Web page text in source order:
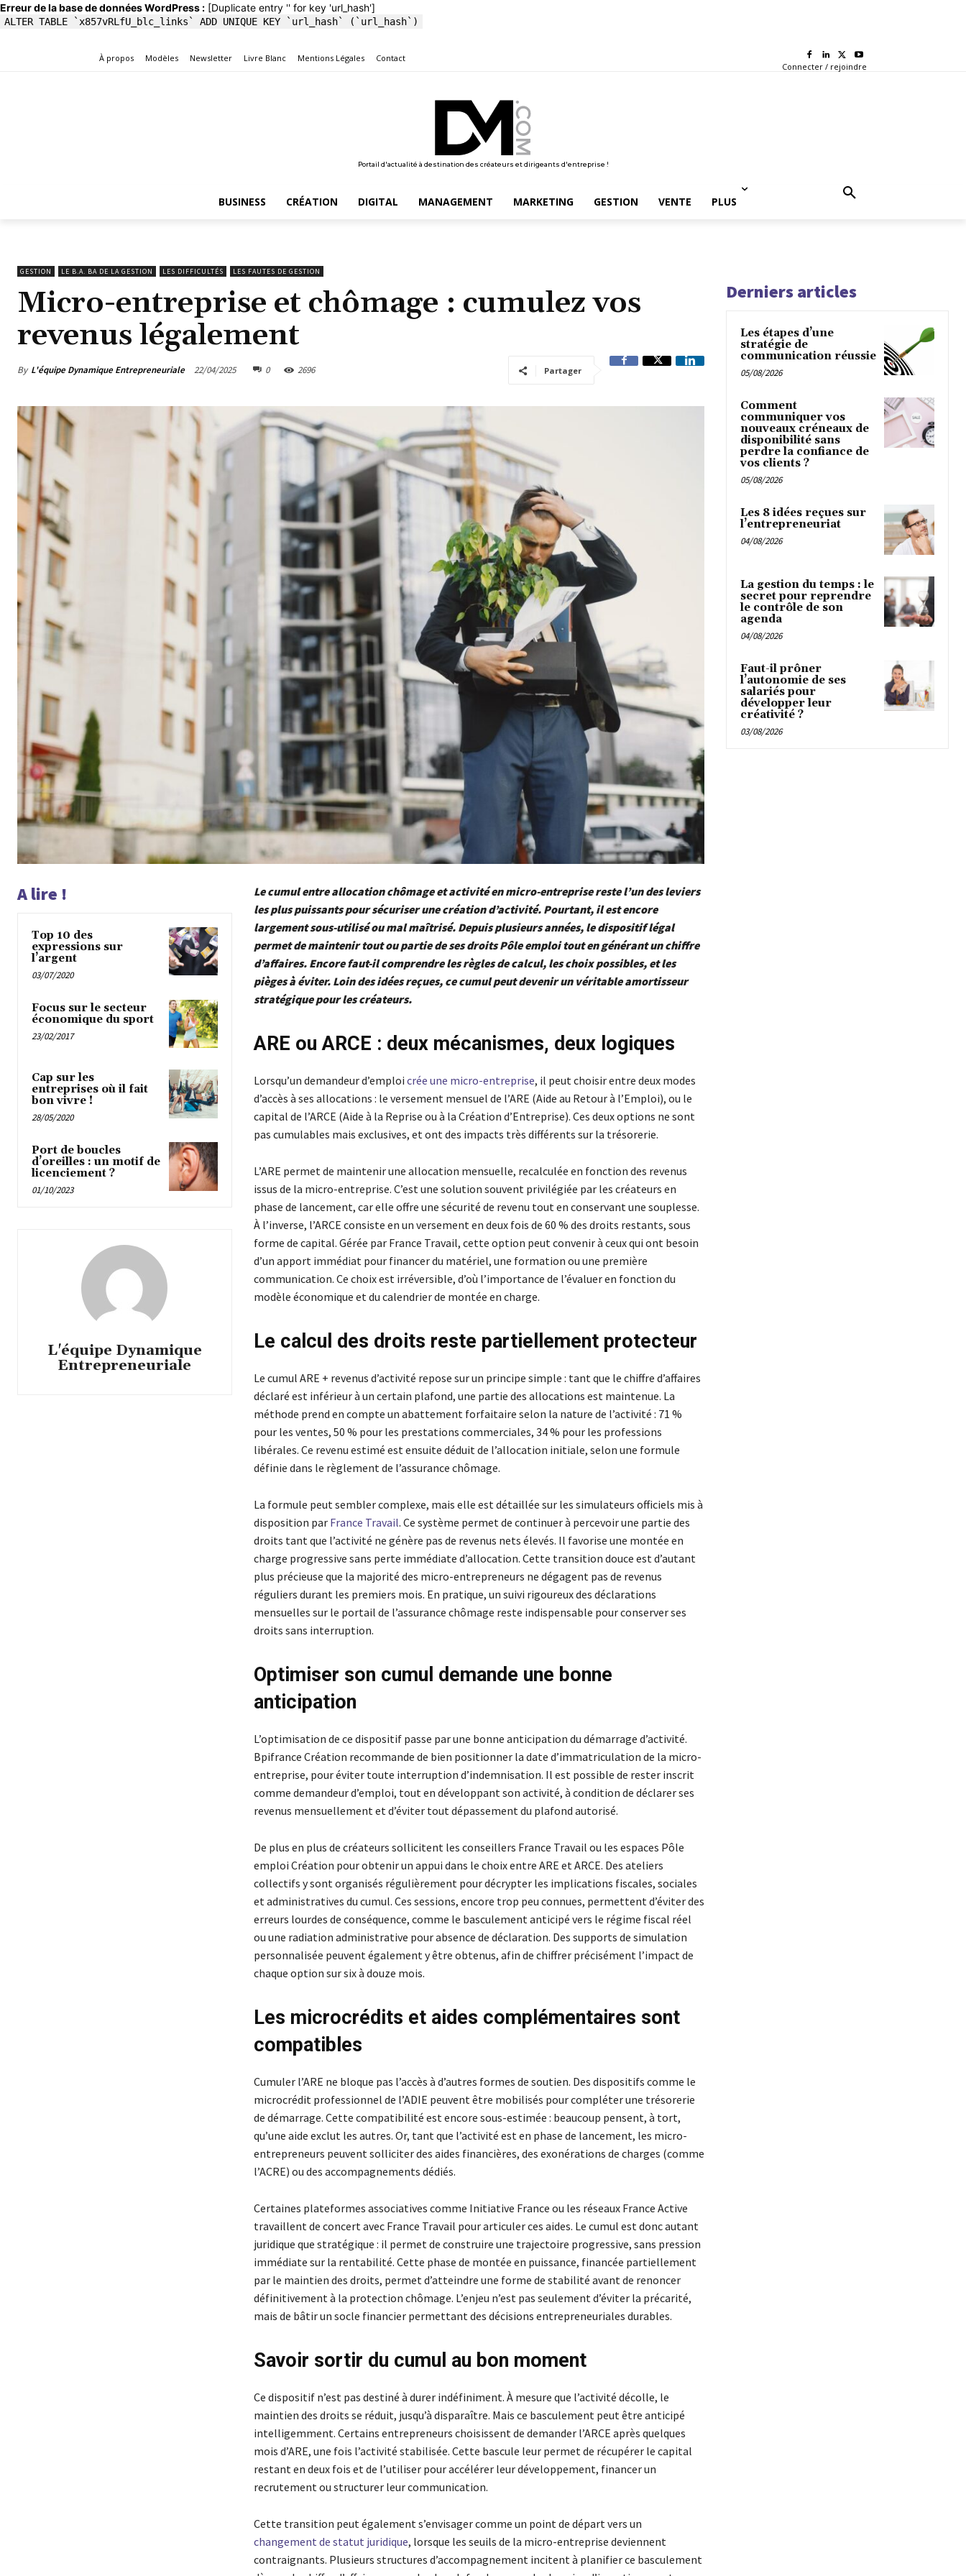
Erreur de la base de données WordPress : [Duplicate entry '' for key 'url_hash']
ALTER TABLE `x857vRLfU_blc_links` ADD UNIQUE KEY `url_hash` (`url_hash`)
À propos Modèles Newsletter Livre Blanc Mentions Légales Contact
Connecter / rejoindre
Portail d'actualité à destination des créateurs et dirigeants d'entreprise !
BUSINESS CRÉATION DIGITAL MANAGEMENT MARKETING GESTION VENTE PLUS
GESTION LE B.A. BA DE LA GESTION LES DIFFICULTÉS LES FAUTES DE GESTION
Micro-entreprise et chômage : cumulez vos
revenus légalement
By L'équipe Dynamique Entrepreneuriale 22/04/2025 0 2696 Partager
A lire !
Top 10 des
expressions sur
l’argent
03/07/2020
Focus sur le secteur
économique du sport
23/02/2017
Cap sur les
entreprises où il fait
bon vivre !
28/05/2020
Port de boucles
d’oreilles : un motif de
licenciement ?
01/10/2023
L'équipe Dynamique
Entrepreneuriale
Le cumul entre allocation chômage et activité en micro-entreprise reste l’un des leviers
les plus puissants pour sécuriser une création d’activité. Pourtant, il est encore
largement sous-utilisé ou mal maîtrisé. Depuis plusieurs années, le dispositif légal
permet de maintenir tout ou partie de ses droits Pôle emploi tout en générant un chiffre
d’affaires. Encore faut-il comprendre les règles de calcul, les choix possibles, et les
pièges à éviter. Loin des idées reçues, ce cumul peut devenir un véritable amortisseur
stratégique pour les créateurs.
ARE ou ARCE : deux mécanismes, deux logiques
Lorsqu’un demandeur d’emploi crée une micro-entreprise, il peut choisir entre deux modes
d’accès à ses allocations : le versement mensuel de l’ARE (Aide au Retour à l’Emploi), ou le
capital de l’ARCE (Aide à la Reprise ou à la Création d’Entreprise). Ces deux options ne sont
pas cumulables mais exclusives, et ont des impacts très différents sur la trésorerie.
L’ARE permet de maintenir une allocation mensuelle, recalculée en fonction des revenus
issus de la micro-entreprise. C’est une solution souvent privilégiée par les créateurs en
phase de lancement, car elle offre une sécurité de revenu tout en conservant une souplesse.
À l’inverse, l’ARCE consiste en un versement en deux fois de 60 % des droits restants, sous
forme de capital. Gérée par France Travail, cette option peut convenir à ceux qui ont besoin
d’un apport immédiat pour financer du matériel, une formation ou une première
communication. Ce choix est irréversible, d’où l’importance de l’évaluer en fonction du
modèle économique et du calendrier de montée en charge.
Le calcul des droits reste partiellement protecteur
Le cumul ARE + revenus d’activité repose sur un principe simple : tant que le chiffre d’affaires
déclaré est inférieur à un certain plafond, une partie des allocations est maintenue. La
méthode prend en compte un abattement forfaitaire selon la nature de l’activité : 71 %
pour les ventes, 50 % pour les prestations commerciales, 34 % pour les professions
libérales. Ce revenu estimé est ensuite déduit de l’allocation initiale, selon une formule
définie dans le règlement de l’assurance chômage.
La formule peut sembler complexe, mais elle est détaillée sur les simulateurs officiels mis à
disposition par France Travail. Ce système permet de continuer à percevoir une partie des
droits tant que l’activité ne génère pas de revenus nets élevés. Il favorise une montée en
charge progressive sans perte immédiate d’allocation. Cette transition douce est d’autant
plus précieuse que la majorité des micro-entrepreneurs ne dégagent pas de revenus
réguliers durant les premiers mois. En pratique, un suivi rigoureux des déclarations
mensuelles sur le portail de l’assurance chômage reste indispensable pour conserver ses
droits sans interruption.
Optimiser son cumul demande une bonne
anticipation
L’optimisation de ce dispositif passe par une bonne anticipation du démarrage d’activité.
Bpifrance Création recommande de bien positionner la date d’immatriculation de la micro-
entreprise, pour éviter toute interruption d’indemnisation. Il est possible de rester inscrit
comme demandeur d’emploi, tout en développant son activité, à condition de déclarer ses
revenus mensuellement et d’éviter tout dépassement du plafond autorisé.
De plus en plus de créateurs sollicitent les conseillers France Travail ou les espaces Pôle
emploi Création pour obtenir un appui dans le choix entre ARE et ARCE. Des ateliers
collectifs y sont organisés régulièrement pour décrypter les implications fiscales, sociales
et administratives du cumul. Ces sessions, encore trop peu connues, permettent d’éviter des
erreurs lourdes de conséquence, comme le basculement anticipé vers le régime fiscal réel
ou une radiation administrative pour absence de déclaration. Des supports de simulation
personnalisée peuvent également y être obtenus, afin de chiffrer précisément l’impact de
chaque option sur six à douze mois.
Les microcrédits et aides complémentaires sont
compatibles
Cumuler l’ARE ne bloque pas l’accès à d’autres formes de soutien. Des dispositifs comme le
microcrédit professionnel de l’ADIE peuvent être mobilisés pour compléter une trésorerie
de démarrage. Cette compatibilité est encore sous-estimée : beaucoup pensent, à tort,
qu’une aide exclut les autres. Or, tant que l’activité est en phase de lancement, les micro-
entrepreneurs peuvent solliciter des aides financières, des exonérations de charges (comme
l’ACRE) ou des accompagnements dédiés.
Certaines plateformes associatives comme Initiative France ou les réseaux France Active
travaillent de concert avec France Travail pour articuler ces aides. Le cumul est donc autant
juridique que stratégique : il permet de construire une trajectoire progressive, sans pression
immédiate sur la rentabilité. Cette phase de montée en puissance, financée partiellement
par le maintien des droits, permet d’atteindre une forme de stabilité avant de renoncer
définitivement à la protection chômage. L’enjeu n’est pas seulement d’éviter la précarité,
mais de bâtir un socle financier permettant des décisions entrepreneuriales durables.
Savoir sortir du cumul au bon moment
Ce dispositif n’est pas destiné à durer indéfiniment. À mesure que l’activité décolle, le
maintien des droits se réduit, jusqu’à disparaître. Mais ce basculement peut être anticipé
intelligemment. Certains entrepreneurs choisissent de demander l’ARCE après quelques
mois d’ARE, une fois l’activité stabilisée. Cette bascule leur permet de récupérer le capital
restant en deux fois et de l’utiliser pour accélérer leur développement, financer un
recrutement ou structurer leur communication.
Cette transition peut également s’envisager comme un point de départ vers un
changement de statut juridique, lorsque les seuils de la micro-entreprise deviennent
contraignants. Plusieurs structures d’accompagnement incitent à planifier ce basculement
Derniers articles
Les étapes d’une
stratégie de
communication réussie
05/08/2026
Comment
communiquer vos
nouveaux créneaux de
disponibilité sans
perdre la confiance de
vos clients ?
05/08/2026
Les 8 idées reçues sur
l’entrepreneuriat
04/08/2026
La gestion du temps : le
secret pour reprendre
le contrôle de son
agenda
04/08/2026
Faut-il prôner
l’autonomie de ses
salariés pour
développer leur
créativité ?
03/08/2026